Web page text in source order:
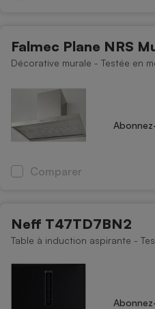
Falmec Plane NRS
Décorative murale - Testée en
Comparer
Neff T47TD7BN2
Table à induction aspirante -